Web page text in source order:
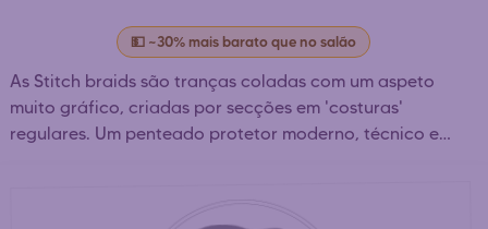
💵 ~30% mais barato que no salão
As Stitch braids são tranças coladas com um aspeto
muito gráfico, criadas por secções em 'costuras'
regulares. Um penteado protetor moderno, técnico e